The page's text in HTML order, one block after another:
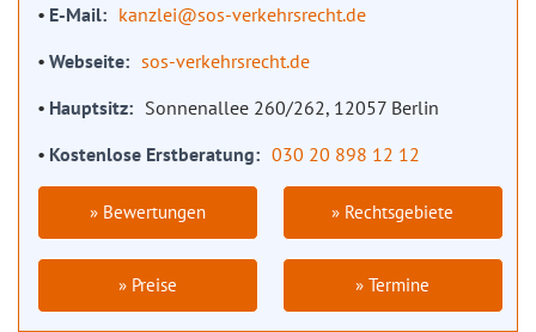
E-Mail
kanzlei@sos-verkehrsrecht.de
Webseite
sos-verkehrsrecht.de
Hauptsitz
Sonnenallee 260/262, 12057 Berlin
Kostenlose Erstberatung
030 20 898 12 12
» Bewertungen » Rechtsgebiete
» Preise » Termine